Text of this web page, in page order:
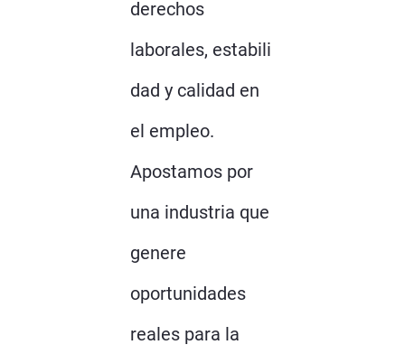
derechos
laborales, estabili
dad y calidad en
el empleo.
Apostamos por
una industria que
genere
oportunidades
reales para la